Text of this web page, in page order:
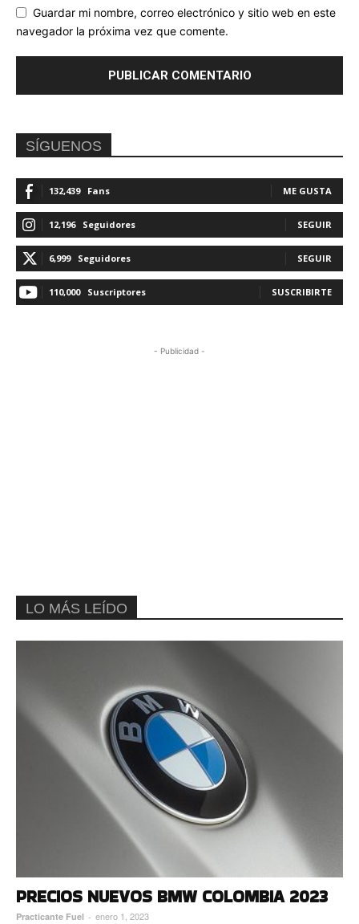
Guardar mi nombre, correo electrónico y sitio web en este
navegador la próxima vez que comente.
SÍGUENOS
132,439 Fans ME GUSTA
12,196 Seguidores SEGUIR
6,999 Seguidores SEGUIR
110,000 Suscriptores SUSCRIBIRTE
- Publicidad -
LO MÁS LEÍDO
PRECIOS NUEVOS BMW COLOMBIA 2023
Practicante Fuel - enero 1, 2023